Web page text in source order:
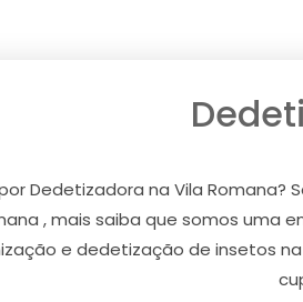
Dedetizadora na Vila
, mais saiba que somos uma
e dedetização de insetos